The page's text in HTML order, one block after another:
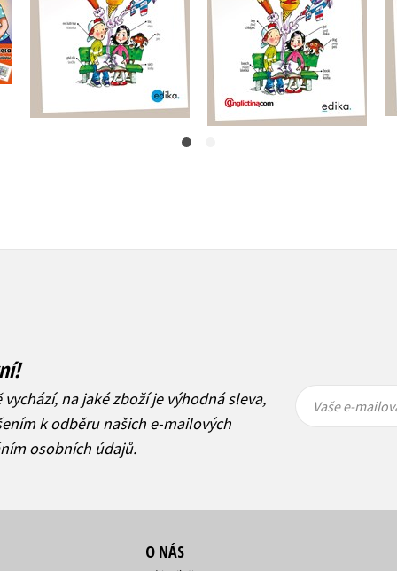
Do košíku
229 Kč
183 Kč
Do košíku
229 Kč
183 Kč
na jaké zboží je výhodná sleva,
k odběru našich e-mailových
osobních údajů.
mailová
mailová
Vaše e-
O NÁS